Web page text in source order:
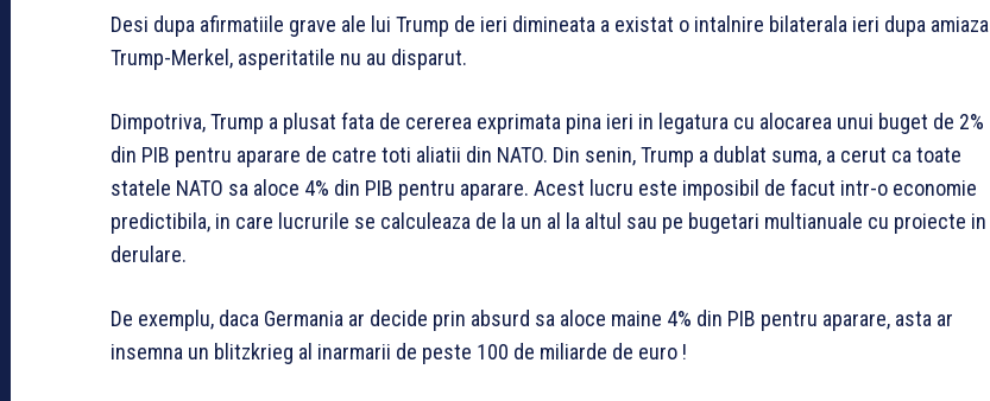
Desi dupa afirmatiile grave ale lui Trump de ieri dimineata a existat o intalnire bilaterala ieri dupa amiaza
Trump-Merkel, asperitatile nu au disparut.
Dimpotriva, Trump a plusat fata de cererea exprimata pina ieri in legatura cu alocarea unui buget de 2%
din PIB pentru aparare de catre toti aliatii din NATO. Din senin, Trump a dublat suma, a cerut ca toate
statele NATO sa aloce 4% din PIB pentru aparare. Acest lucru este imposibil de facut intr-o economie
predictibila, in care lucrurile se calculeaza de la un al la altul sau pe bugetari multianuale cu proiecte in
derulare.
De exemplu, daca Germania ar decide prin absurd sa aloce maine 4% din PIB pentru aparare, asta ar
insemna un blitzkrieg al inarmarii de peste 100 de miliarde de euro !